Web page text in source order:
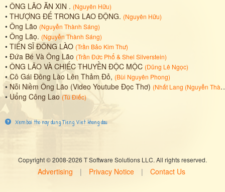
• ÔNG LÃO ĂN XIN . (Nguyên Hữu)
• THƯỢNG ĐẾ TRONG LAO ĐỘNG. (Nguyên Hữu)
• Ông Lão (Nguyễn Thành Sáng)
• Ông Lãọ. (Nguyễn Thành Sáng)
• TIẾN SĨ ĐÔNG LÀO (Trần Bảo Kim Thư)
• Đứa Bé Và Ông Lão (Trần Đức Phổ & Shel Silverstein)
• ÔNG LÃO VÀ CHIẾC THUYỀN ĐỘC MỘC (Dũng Lê Ngọc)
•Cô Gái Đông Lào Lên Thảm Đỏ, (Bùi Nguyên Phong)
• Nỗi Niềm Ông Lão (Video Youtube Đọc Thơ) (Nhất Lang (Nguyễn Thành Sáng)
•Uổng Công Lao (Tú Điếc)
Xem bai tho nay dung Tieng Viet khong dau
Copyright © 2008-2026 T Software Solutions LLC. All rights reserved.
Advertising | Privacy Notice | Contact Us